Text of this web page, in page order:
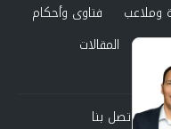
وملاعب
فتاوى وأحكام
المقالات
اتصل بنا